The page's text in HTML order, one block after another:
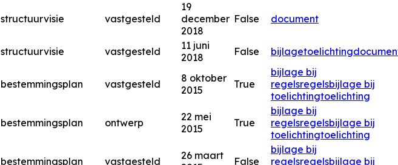
structuurvisie vastgesteld
19
december
2018
False document
structuurvisie vastgesteld
11 juni
2018
False bijlagetoelichting
bestemmingsplan vastgesteld
8 oktober
2015
True
bijlage bij
regelsregelsbijlage bij
toelichtingtoelichting
bestemmingsplan ontwerp
22 mei
2015
True
bijlage bij
regelsregelsbijlage bij
toelichtingtoelichting
bestemmingsplan vastgesteld
26 maart
False
bijlage bij
regelsregelsbijlage bij